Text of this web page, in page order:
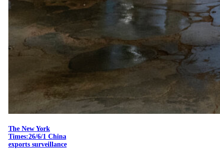
The New York
Times:26/6/1 China
exports surveillance